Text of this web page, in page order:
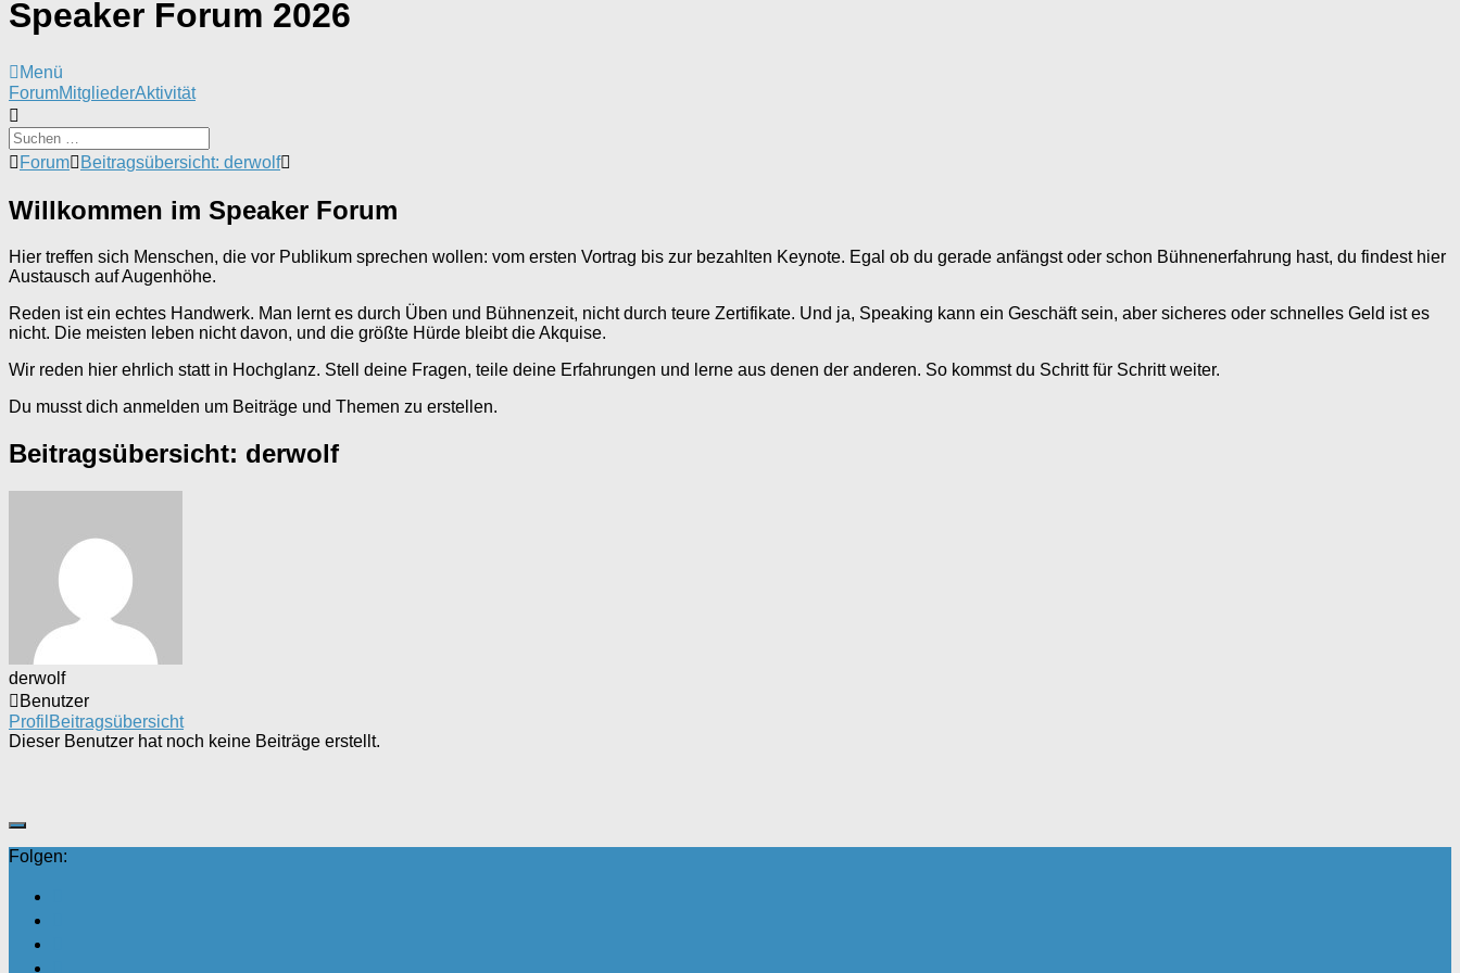
Speaker Forum 2026
Menü
Forum-
Navigation
ForumMitgliederAktivität
Forum-
-
Du
hier:
Forum Beitragsübersicht: derwolf
Willkommen im Speaker Forum
Hier treffen sich Menschen, die vor Publikum sprechen wollen: vom ersten Vortrag bis zur bezahlten Keynote. Egal ob du gerade anfängst oder schon Bühnenerfahrung hast, du findest hier
Austausch auf Augenhöhe.
Reden ist ein echtes Handwerk. Man lernt es durch Üben und Bühnenzeit, nicht durch teure Zertifikate. Und ja, Speaking kann ein Geschäft sein, aber sicheres oder schnelles Geld ist es
nicht. Die meisten leben nicht davon, und die größte Hürde bleibt die Akquise.
Wir reden hier ehrlich statt in Hochglanz. Stell deine Fragen, teile deine Erfahrungen und lerne aus denen der anderen. So kommst du Schritt für Schritt weiter.
Du musst dich anmelden um Beiträge und Themen zu erstellen.
Beitragsübersicht: derwolf
derwolf
Benutzer
Profil Beitragsübersicht
Dieser Benutzer hat noch keine Beiträge erstellt.
Folgen: